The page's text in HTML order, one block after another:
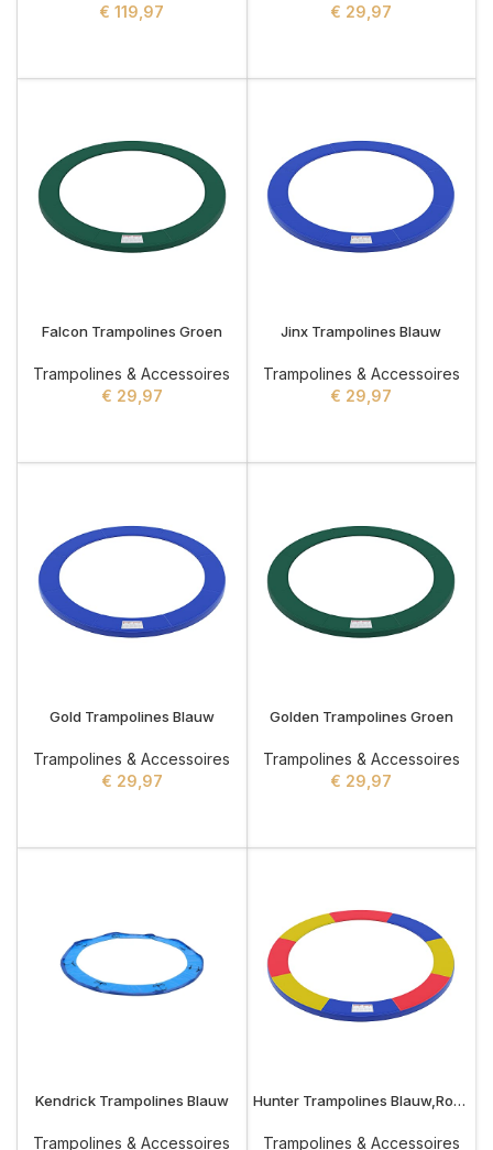
€ 119,97
€ 29,97
Falcon Trampolines Groen
Trampolines & Accessoires
€ 29,97
Jinx Trampolines Blauw
Trampolines & Accessoires
€ 29,97
Gold Trampolines Blauw
Trampolines & Accessoires
€ 29,97
Golden Trampolines Groen
Trampolines & Accessoires
€ 29,97
Kendrick Trampolines Blauw
Trampolines & Accessoires
Hunter Trampolines Blauw,Rood,Geel
Trampolines & Accessoires